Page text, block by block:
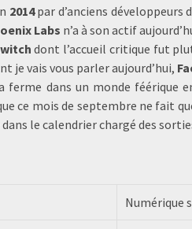
2014par d’anciens développeurs
Labs n’a à son actif
dont l’accueil critique fut
je vais vous parler aujourd’hui,
ferme dans un monde féérique
ce mois de septembre ne fait
le calendrier chargé des
Numérique